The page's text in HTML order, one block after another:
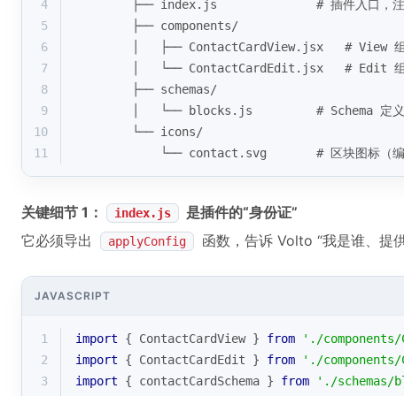
4
├── index.js              # 插件入口，
5
        ├── components/
6
│   ├── ContactCardView.jsx   # View 组
7
│   └── ContactCardEdit.jsx   # Edit 组
8
        ├── schemas/
9
│   └── blocks.js         # Schema 定义
10
        └── icons/
11
└── contact.svg       # 区块图标（编
关键细节 1： index.js
是插件的“身份证”
它必须导出
applyConfig 函数，告诉 Volto “我是谁、提
JAVASCRIPT
1 import { ContactCardView } from './components/
2
import { ContactCardEdit } from './
3
import { contactCardSchema } from './schemas/